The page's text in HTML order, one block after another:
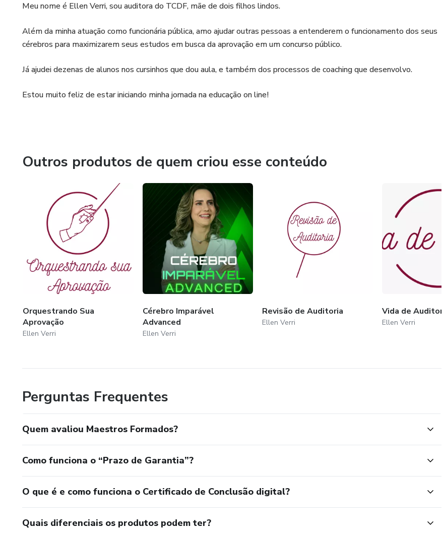
Meu nome é Ellen Verri, sou auditora do TCDF, mãe de dois filhos lindos.
Além da minha atuação como funcionária pública, amo ajudar outras pessoas a entenderem o funcionamento dos seus
cérebros para maximizarem seus estudos em busca da aprovação em um concurso público.
Já ajudei dezenas de alunos nos cursinhos que dou aula, e também dos processos de coaching que desenvolvo.
Estou muito feliz de estar iniciando minha jornada na educação on line!
Outros produtos de quem criou esse conteúdo
Orquestrando Sua
Aprovação
Ellen Verri
Cérebro Imparável
Advanced
Ellen Verri
Revisão de Auditoria
Ellen Verri
Vida de Auditor
Ellen Verri
Perguntas Frequentes
Quem avaliou Maestros Formados?
Como funciona o “Prazo de Garantia”?
O que é e como funciona o Certificado de Conclusão digital?
Quais diferenciais os produtos podem ter?